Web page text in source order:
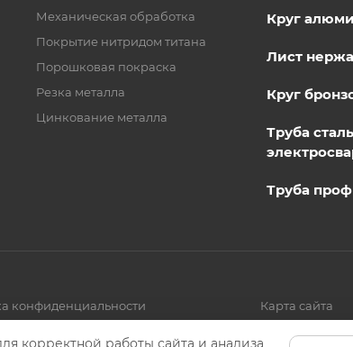
Механическая обработка
Покрытие нитридом титана
Порошковая покраска
Резка металла
Цинкование металла
Круг
Лист
Круг
Труба
Труба
конфиденциальности Карта сайта
корректной работы сайта и анализа